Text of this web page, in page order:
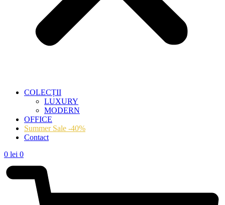
COLECȚII
LUXURY
MODERN
OFFICE
Summer Sale -40%
Contact
0 lei 0